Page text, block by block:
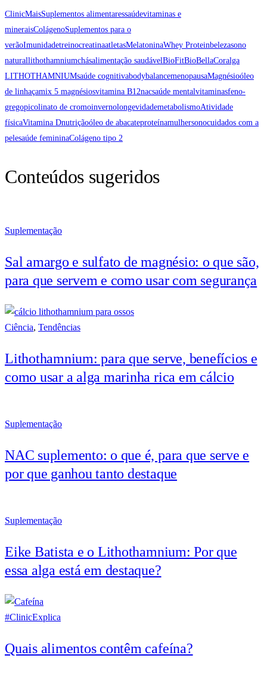
ClinicMaisSuplementos alimentaressaúdevitaminas e
mineraisColágenoSuplementos para o
verãoImunidadetreinocreatinaatletasMelatoninaWhey Proteinbelezasono
naturallithothamniumchásalimentação saudávelBioFitBioBellaCoralga
LITHOTHAMNIUMsaúde cognitivabodybalancemenopausaMagnésioóleo
de linhaçamix 5 magnésiosvitamina B12nacsaúde mentalvitaminasfeno-
gregopicolinato de cromoinvernolongevidademetabolismoAtividade
físicaVitamina Dnutriçãoóleo de abacateproteínamulhersonocuidados com a
pelesaúde femininaColágeno tipo 2
Conteúdos sugeridos
Suplementação
Sal amargo e sulfato de magnésio: o que são,
para que servem e como usar com segurança
Ciência, Tendências
Lithothamnium: para que serve, benefícios e
como usar a alga marinha rica em cálcio
Suplementação
NAC suplemento: o que é, para que serve e
por que ganhou tanto destaque
Suplementação
Eike Batista e o Lithothamnium: Por que
essa alga está em destaque?
#ClinicExplica
Quais alimentos contêm cafeína?